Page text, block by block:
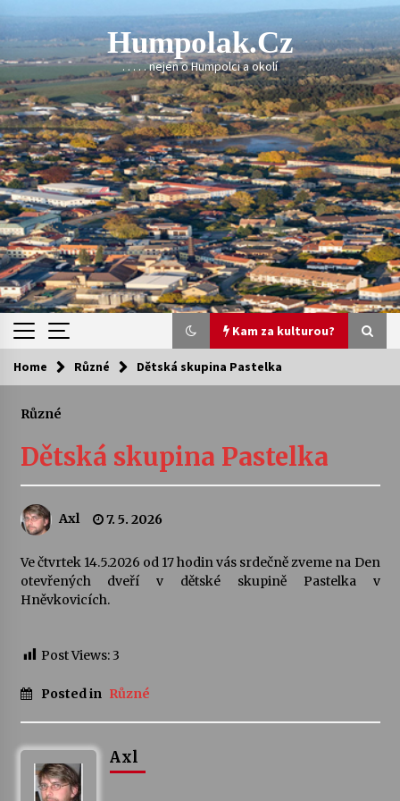
content
Humpolak.cz
. . . . . nejen o Humpolci a okolí
Kam za kulturou?
Kam za kulturou?
10. 8. 2026
Letní koncerty ve Stromovce: Ars Camerata a
Sukuba Ensemble
30. 7. 2026
Pozvánka na integrační festival Quijotova
šedesátka: 28. 7.–1. 8. 2026
Home Různé Dětská skupina Pastelka
Různé
Dětská skupina Pastelka
Axl 7. 5. 2026
Ve čtvrtek 14.5.2026 od 17 hodin vás srdečně zveme na Den
otevřených dveří v dětské skupině Pastelka v
Hněvkovicích.
Post Views:3
Posted in Různé
Axl